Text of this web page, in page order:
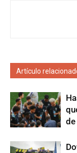
Artículo
de